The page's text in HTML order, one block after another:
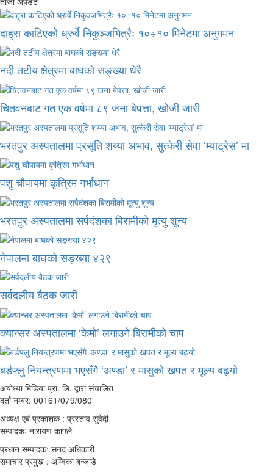
दाह्रा काटिएको ध्रुर्वे निकुञ्जभित्रैः १०÷१० मिनेटमा अनुगमन
नदी तटीय क्षेत्रमा बाघको सङ्ख्या धेरै
चितवनबाट गत एक वर्षमा ८९ जना बेपत्ता, खोजी जारी
भरतपुर अस्पतालमा प्रसूति शय्या अभाव, सुत्केरी सेवा ‘म्याट्रेस’ मा
पशु चौपायमा कृत्रिम गर्भाधान
भरतपुर अस्पतालमा सर्पदंशका बिरामीको मृत्यु शून्य
नेपालमा बाघको सङ्ख्या ४२९
सर्वदलीय बैठक जारी
क्यान्सर अस्पतालमा ‘केमो’ लगाउने बिरामीको चाप
बर्डफ्लु नियन्त्रणमा भएसँगै ‘अण्डा’ र मासुको खपत र मूल्य बढ्यो
अयोध्या मिडिया प्रा. लि. द्वारा संचालित
दर्ता नम्बर: 00161/079/080
अध्यक्ष एबं प्रकाशक : प्रस्ताव सुवेदी
सम्पादकः नारायण काफ्ले
प्रधान सम्पादकः सनद अधिकारी
समाचार प्रमुख : अम्विका बन्जाडे